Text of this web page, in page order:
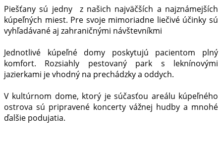
Piešťany sú jedny z našich najväčších a najznámejších
kúpeľných miest. Pre svoje mimoriadne liečivé účinky sú
vyhľadávané aj zahraničnými návštevníkmi
Jednotlivé kúpeľné domy poskytujú pacientom plný
komfort. Rozsiahly pestovaný park s leknínovými
jazierkami je vhodný na prechádzky a oddych.
V kultúrnom dome, ktorý je súčasťou areálu kúpeľného
ostrova sú pripravené koncerty vážnej hudby a mnohé
ďalšie podujatia.